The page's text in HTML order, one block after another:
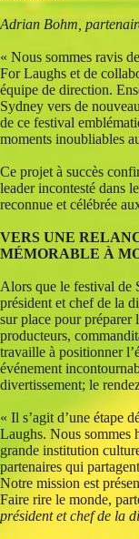
Adrian Bohm,
« Nous sommes ravis
For Laughs et de
équipe de direction.
Sydney vers de
de ce festival
moments inoubliables
Ce projet à succès
leader incontesté dans
reconnue et célébrée
VERS UNE
MÉMORABLE À
Alors que le festival de
président et chef de la
sur place pour préparer
producteurs,
travaille à positionner
événement
divertissement; le
« Il s’agit d’une étape
Laughs. Nous sommes
grande institution
partenaires qui
Notre mission est
Faire rire le monde,
président et chef de la